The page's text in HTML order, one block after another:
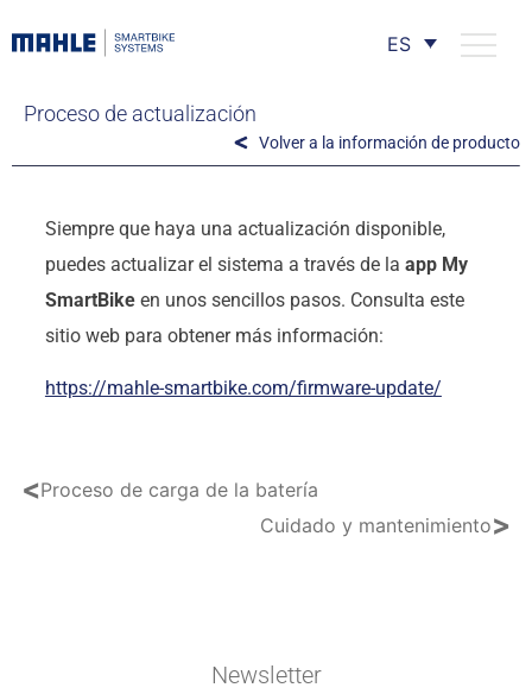
ES
Proceso de actualización
Volver a la información de producto
Siempre que haya una actualización disponible,
puedes actualizar el sistema a través de la app My
SmartBikeen unos sencillos pasos. Consulta este
sitio web para obtener más información:
https://mahle-smartbike.com/firmware-update/
<Proceso de carga de la batería
Cuidado y mantenimiento>
Newsletter